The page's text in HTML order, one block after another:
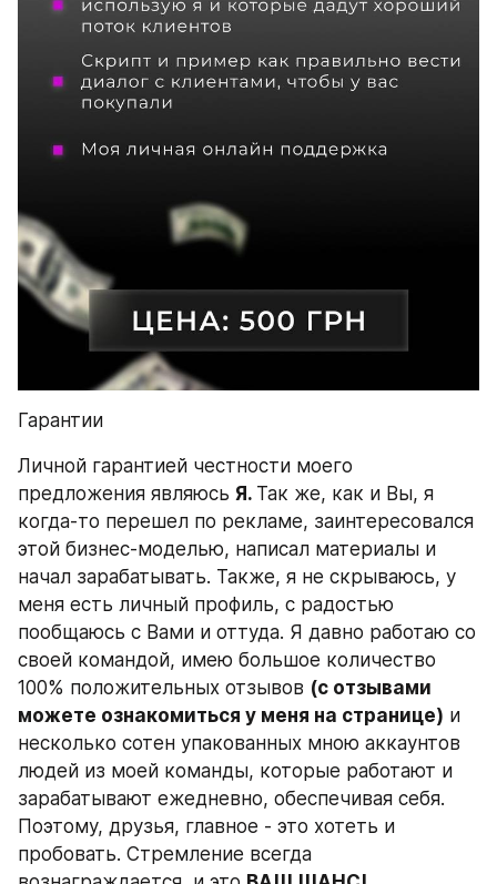
Гарантии
Личной гарантией честности моего
предложения являюсь Я. Так же, как и Вы, я
когда-то перешел по рекламе, заинтересовался
этой бизнес-моделью, написал материалы и
начал зарабатывать. Также, я не скрываюсь, у
меня есть личный профиль, с радостью
пообщаюсь с Вами и оттуда. Я давно работаю со
своей командой, имею большое количество
100% положительных отзывов (с отзывами
можете ознакомиться у меня на странице) и
несколько сотен упакованных мною аккаунтов
людей из моей команды, которые работают и
зарабатывают ежедневно, обеспечивая себя.
Поэтому, друзья, главное - это хотеть и
пробовать. Стремление всегда